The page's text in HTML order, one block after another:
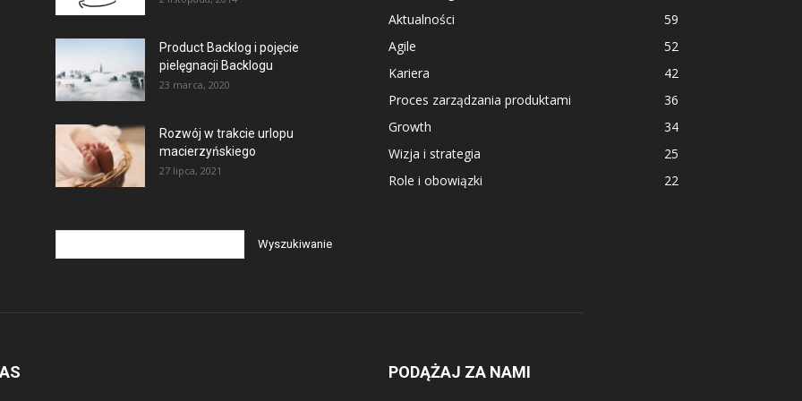
Product Backlog i pojęcie
pielęgnacji Backlogu
23 marca, 2020
Rozwój w trakcie urlopu
macierzyńskiego
27 lipca, 2021
Aktualności
59
Agile
52
Kariera
42
Proces zarządzania produktami
36
Growth
34
Wizja i strategia
25
Role i obowiązki
22
PODĄŻAJ ZA NAMI